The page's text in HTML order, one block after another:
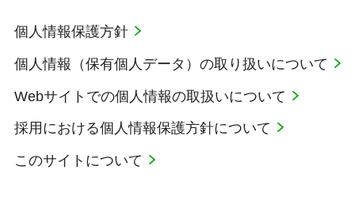
個人情報保護方針
個人情報（保有個人データ）の取り扱いについて
Webサイトでの個人情報の取扱いについて
採用における個人情報保護方針について
このサイトについて